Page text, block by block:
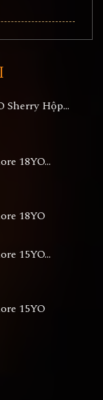
Sherry Hộp...
18YO...
18YO
15YO...
15YO